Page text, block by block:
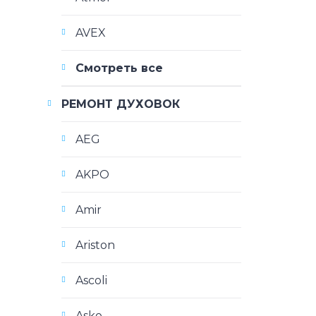
AVEX
Смотреть все
РЕМОНТ ДУХОВОК
AEG
AKPO
Amir
Ariston
Ascoli